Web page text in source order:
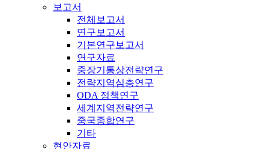
보고서
전체보고서
연구보고서
기본연구보고서
연구자료
중장기통상전략연구
전략지역심층연구
ODA 정책연구
세계지역전략연구
중국종합연구
기타
현안자료